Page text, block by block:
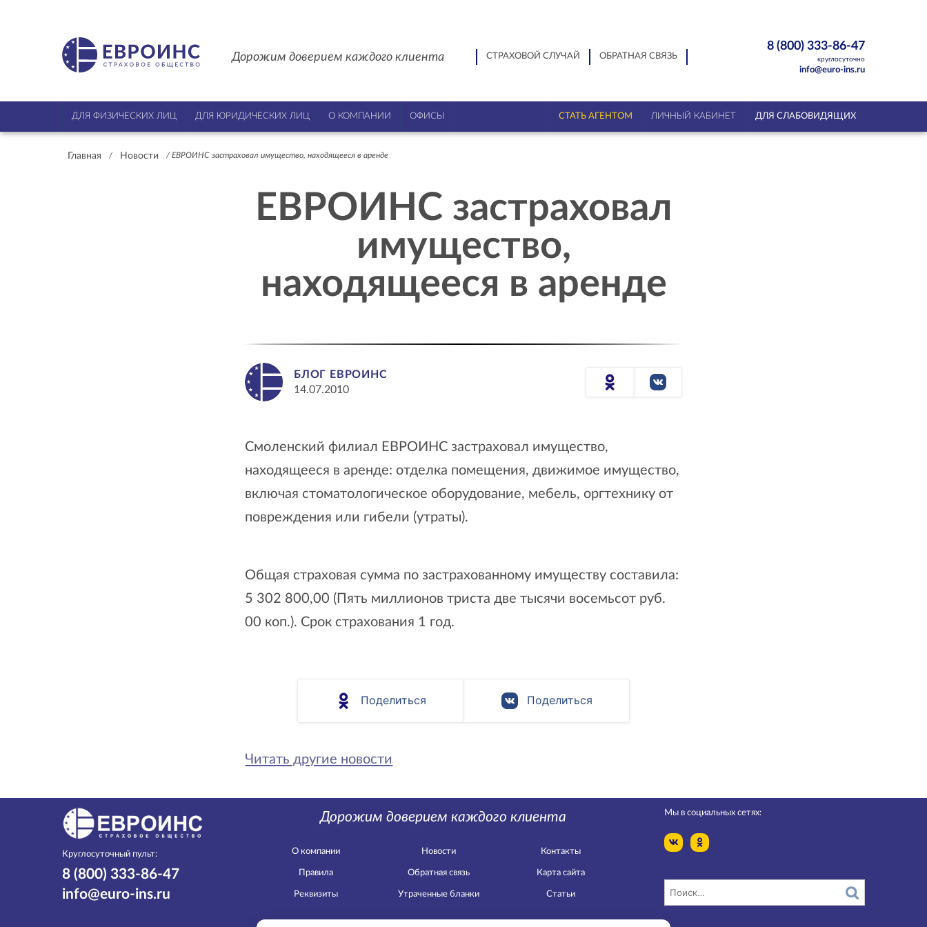
Дорожим доверием каждого клиента СТРАХОВОЙ СЛУЧАЙ ОБРАТНАЯ СВЯЗЬ
8 (800) 333-86-47
круглосуточно
info@euro-ins.ru
ДЛЯ ФИЗИЧЕСКИХ ЛИЦ ДЛЯ ЮРИДИЧЕСКИХ ЛИЦ О КОМПАНИИ ОФИСЫ СТАТЬ АГЕНТОМ ЛИЧНЫЙ КАБИНЕТ ДЛЯ СЛАБОВИДЯЩИХ
Главная / Новости / ЕВРОИНС застраховал имущество, находящееся в аренде
ЕВРОИНС застраховал
имущество,
находящееся в аренде
БЛОГ ЕВРОИНС
14.07.2010
Смоленский филиал ЕВРОИНС застраховал имущество,
находящееся в аренде: отделка помещения, движимое имущество,
включая стоматологическое оборудование, мебель, оргтехнику от
повреждения или гибели (утраты).
Общая страховая сумма по застрахованному имуществу составила:
5 302 800,00 (Пять миллионов триста две тысячи восемьсот руб.
00 коп.). Срок страхования 1 год.
Поделиться Поделиться
Читать другие новости
Круглосуточный пульт:
8 (800) 333-86-47
info@euro-ins.ru
Дорожим доверием каждого клиента
О компании
Правила
Реквизиты
Новости
Обратная связь
Утраченные бланки
Контакты
Карта сайта
Статьи
Мы в социальных сетях: